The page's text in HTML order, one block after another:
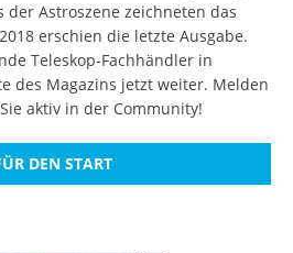
Astroszene zeichneten das
erschien die letzte Ausgabe.
Teleskop-Fachhändler in
des Magazins jetzt weiter. Melden
aktiv in der Community!
DEN START